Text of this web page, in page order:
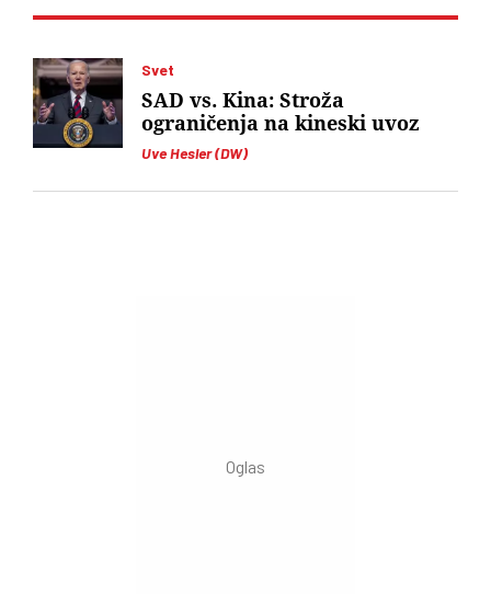
Svet
Uve Hesler (DW)
SAD vs. Kina: Stroža
ograničenja na kineski uvoz